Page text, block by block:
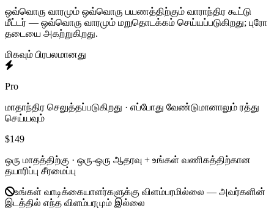
ஒவ்வொரு வாரமும் ஒவ்வொரு பயணத்திற்கும் வாராந்திர கூட்டு
மீட்டர் — ஒவ்வொரு வாரமும் மறுதொடக்கம் செய்யப்படுகிறது; புரோ
தடையை அகற்றுகிறது.
மிகவும் பிரபலமானது
Pro
மாதாந்திர செலுத்தப்படுகிறது · எப்போது வேண்டுமானாலும் ரத்து
செய்யவும்
$149
ஒரு மாதத்திற்கு · ஒரு-ஒரு ஆதரவு + உங்கள் வணிகத்திற்கான
தயாரிப்பு சீரமைப்பு
உங்கள் வாடிக்கையாளர்களுக்கு விளம்பரமில்லை — அவர்களின்
இடத்தில் எந்த விளம்பரமும் இல்லை